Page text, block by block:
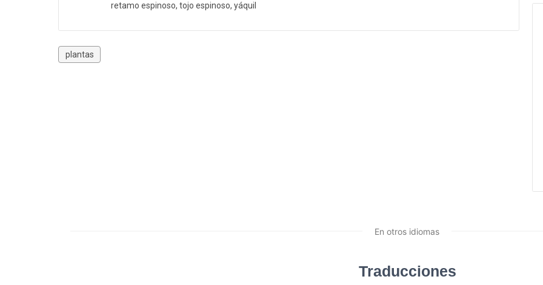
retamo espinoso, tojo espinoso, yáquil
plantas
En otros idiomas
Traducciones